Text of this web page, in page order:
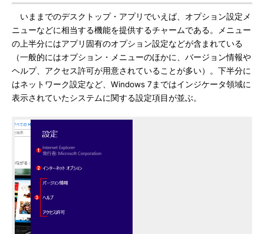
いままでのデスクトップ・アプリでいえば、オプション設定メ
ニューなどに相当する機能を提供するチャームである。メニュー
の上半分にはアプリ固有のオプション設定などが含まれている
（一般的にはオプション・メニューのほかに、バージョン情報や
ヘルプ、アクセス許可が用意されていることが多い）。下半分に
はネットワーク設定など、Windows 7まではインジケータ領域に
表示されていたシステムに関する設定項目が並ぶ。